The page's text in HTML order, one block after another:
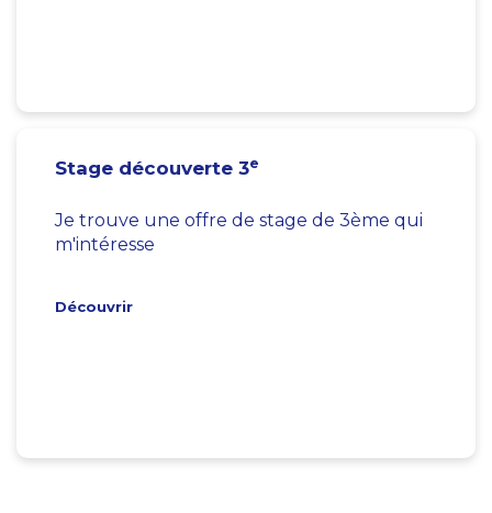
Stage découverte 3e
Je trouve une offre de stage de 3ème qui
m'intéresse
Découvrir